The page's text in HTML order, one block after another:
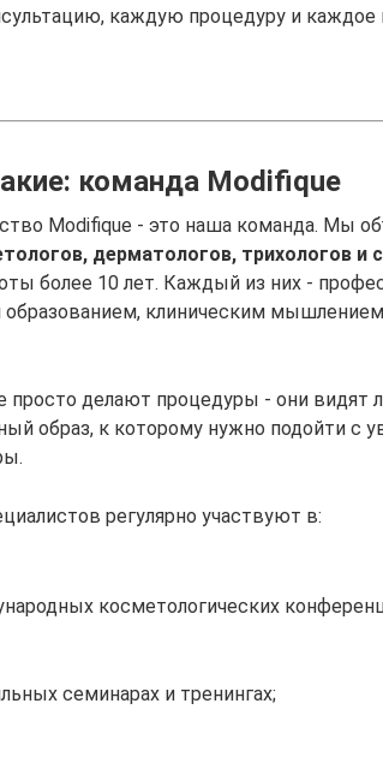
каждую процедуру и каждое
команда Modifique
Modifique - это наша команда. Мы
дерматологов, трихологов и
более 10 лет. Каждый из них -
клиническим
просто делают процедуры - они видят
образ, к которому нужно подойти с
регулярно участвуют в:
косметологических
семинарах и тренингах;